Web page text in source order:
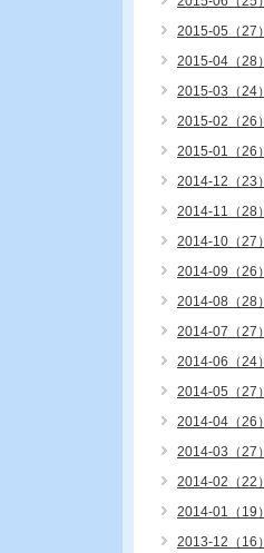
2015-05（27）
2015-04（28）
2015-03（24）
2015-02（26）
2015-01（26）
2014-12（23）
2014-11（28）
2014-10（27）
2014-09（26）
2014-08（28）
2014-07（27）
2014-06（24）
2014-05（27）
2014-04（26）
2014-03（27）
2014-02（22）
2014-01（19）
2013-12（16）